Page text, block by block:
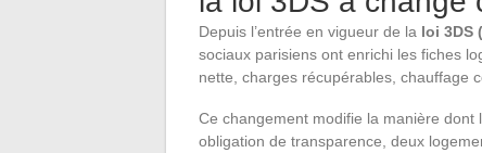
Depuis l’entrée en vigueur de la loi 3DS
sociaux parisiens ont enrichi les fiches
nette, charges récupérables, chauffage
Ce changement modifie la manière
obligation de transparence, deux